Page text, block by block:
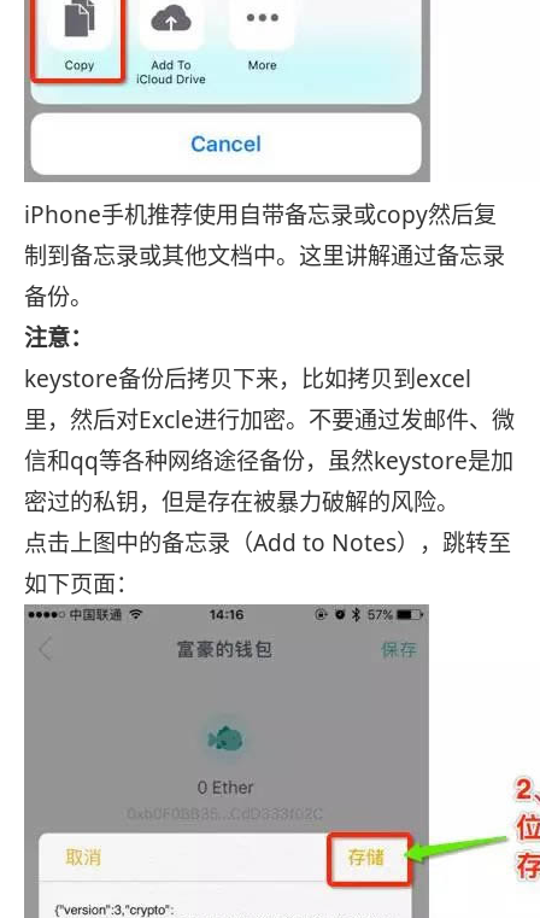
iPhone手机推荐使用自带备忘录或copy然后复
制到备忘录或其他文档中。这里讲解通过备忘录
备份。
注意：
keystore备份后拷贝下来，比如拷贝到excel
里，然后对Excle进行加密。不要通过发邮件、微
信和qq等各种网络途径备份，虽然keystore是加
密过的私钥，但是存在被暴力破解的风险。
点击上图中的备忘录（Add to Notes），跳转至
如下页面：